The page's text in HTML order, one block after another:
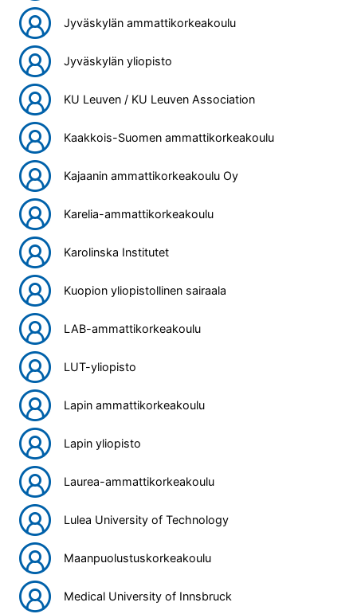
Jyväskylän ammattikorkeakoulu
Jyväskylän yliopisto
KU Leuven / KU Leuven Association
Kaakkois-Suomen ammattikorkeakoulu
Kajaanin ammattikorkeakoulu Oy
Karelia-ammattikorkeakoulu
Karolinska Institutet
Kuopion yliopistollinen sairaala
LAB-ammattikorkeakoulu
LUT-yliopisto
Lapin ammattikorkeakoulu
Lapin yliopisto
Laurea-ammattikorkeakoulu
Lulea University of Technology
Maanpuolustuskorkeakoulu
Medical University of Innsbruck